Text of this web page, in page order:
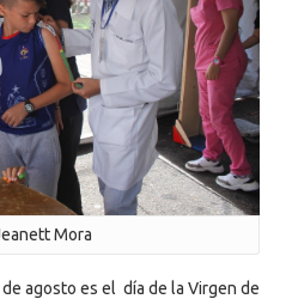
Mora
agosto es el día de la Virgen de